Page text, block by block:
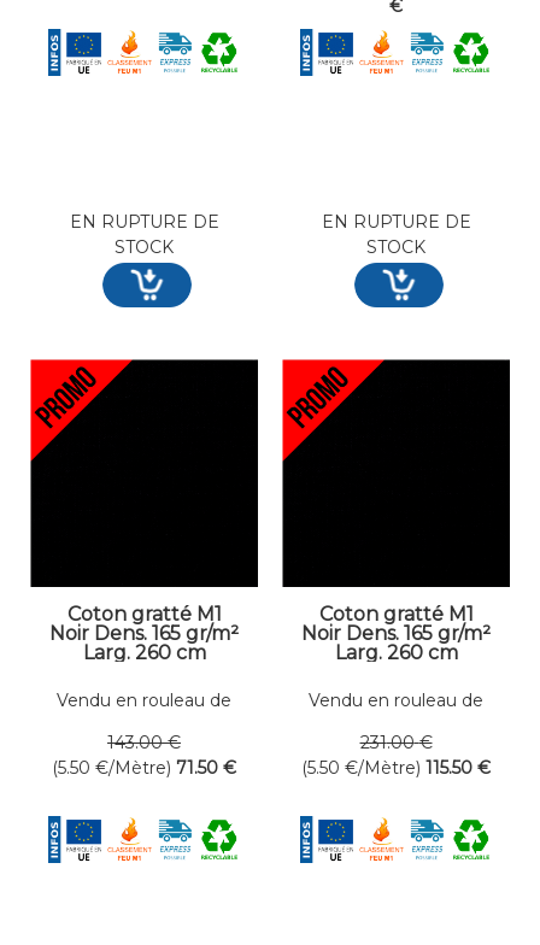
EN RUPTURE DE
STOCK
€
EN RUPTURE DE
STOCK
Coton gratté M1
Noir Dens. 165 gr/m²
Larg. 260 cm
Vendu en rouleau de
143.00 €
(5.50 €/Mètre) 71.50 €
Coton gratté M1
Noir Dens. 165 gr/m²
Larg. 260 cm
Vendu en rouleau de
231.00 €
(5.50 €/Mètre) 115.50 €